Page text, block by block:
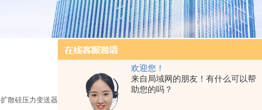
欢迎您！
来自局域网的朋友！有什么可以帮
助您的吗？
扩散硅压力变送器 > CS20D通用压力变送器